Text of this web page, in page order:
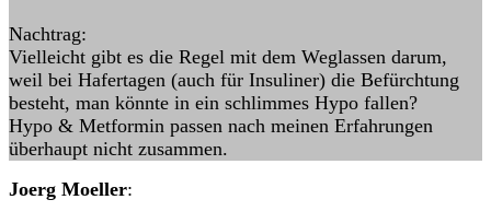
Nachtrag:
Vielleicht gibt es die Regel mit dem Weglassen darum,
weil bei Hafertagen (auch für Insuliner) die Befürchtung
besteht, man könnte in ein schlimmes Hypo fallen?
Hypo & Metformin passen nach meinen Erfahrungen
überhaupt nicht zusammen.
Joerg Moeller: